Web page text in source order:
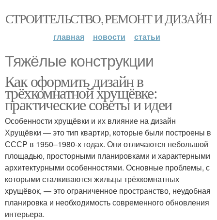
СТРОИТЕЛЬСТВО, РЕМОНТ И ДИЗАЙН
главная новости статьи
Тяжёлые конструкции
Как оформить дизайн в
трёхкомнатной хрущёвке:
практические советы и идеи
Особенности хрущёвки и их влияние на дизайн
Хрущёвки — это тип квартир, которые были построены в
СССР в 1950–1980-х годах. Они отличаются небольшой
площадью, просторными планировками и характерными
архитектурными особенностями. Основные проблемы, с
которыми сталкиваются жильцы трёхкомнатных
хрущёвок, — это ограниченное пространство, неудобная
планировка и необходимость современного обновления
интерьера.